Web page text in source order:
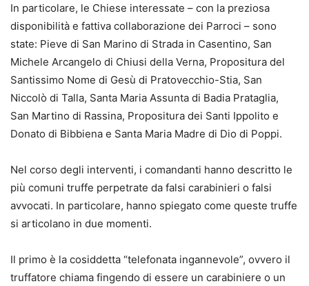
In particolare, le Chiese interessate – con la preziosa
disponibilità e fattiva collaborazione dei Parroci – sono
state: Pieve di San Marino di Strada in Casentino, San
Michele Arcangelo di Chiusi della Verna, Propositura del
Santissimo Nome di Gesù di Pratovecchio-Stia, San
Niccolò di Talla, Santa Maria Assunta di Badia Prataglia,
San Martino di Rassina, Propositura dei Santi Ippolito e
Donato di Bibbiena e Santa Maria Madre di Dio di Poppi.
Nel corso degli interventi, i comandanti hanno descritto le
più comuni truffe perpetrate da falsi carabinieri o falsi
avvocati. In particolare, hanno spiegato come queste truffe
si articolano in due momenti.
Il primo è la cosiddetta “telefonata ingannevole”, ovvero il
truffatore chiama fingendo di essere un carabiniere o un